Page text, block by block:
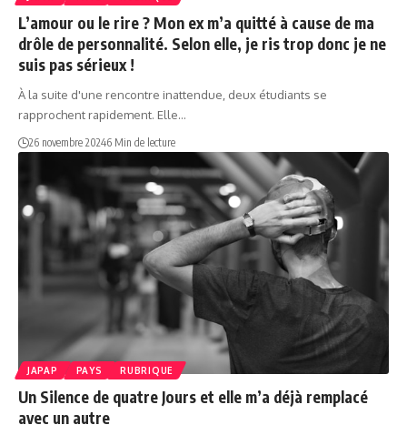
L’amour ou le rire ? Mon ex m’a quitté à cause de ma
drôle de personnalité. Selon elle, je ris trop donc je ne
suis pas sérieux !
À la suite d'une rencontre inattendue, deux étudiants se
rapprochent rapidement. Elle…
26 novembre 20246 Min de lecture
JAPAP PAYS RUBRIQUE
Un Silence de quatre Jours et elle m’a déjà remplacé
avec un autre